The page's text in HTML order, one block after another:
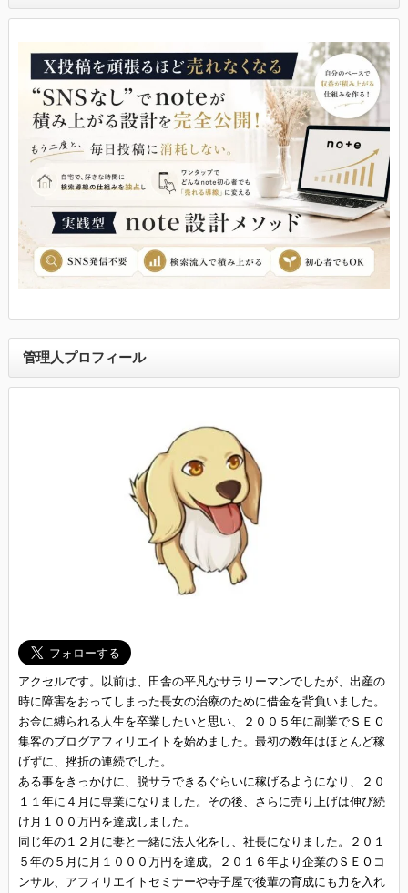
管理人プロフィール
アクセルです。以前は、田舎の平凡なサラリーマンでしたが、出産の
時に障害をおってしまった長女の治療のために借金を背負いました。
お金に縛られる人生を卒業したいと思い、２００５年に副業でＳＥＯ
集客のブログアフィリエイトを始めました。最初の数年はほとんど稼
げずに、挫折の連続でした。
ある事をきっかけに、脱サラできるぐらいに稼げるようになり、２０
１１年に４月に専業になりました。その後、さらに売り上げは伸び続
け月１００万円を達成しました。
同じ年の１２月に妻と一緒に法人化をし、社長になりました。２０１
５年の５月に月１０００万円を達成。２０１６年より企業のＳＥＯコ
ンサル、アフィリエイトセミナーや寺子屋で後輩の育成にも力を入れ